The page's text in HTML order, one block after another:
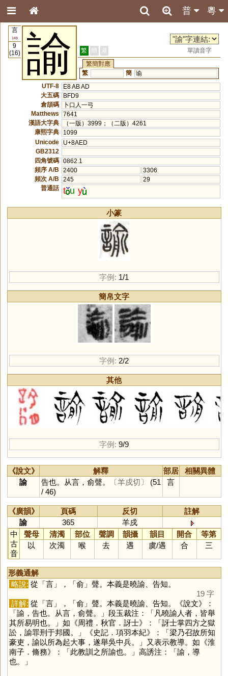
粵
普
言
149
9
(16)
諭 繁 簡 港
單讀音字
繁簡對應
繁
簡 谕
UTF-8
E8 AB AD
大五碼
BFD9
倉頡碼
卜口人一弓
Matthews
7641
漢語大字典
（一版）3999；（二版）4261
康熙字典
1099
Unicode
U+8AED
GB2312
四角號碼 0862.1
頻序 A/B
2400
3306
頻次 A/B
245
29
普通話 t u y
小篆
字例: 1/1
簡帛文字
字例: 2/2
其他
字例: 9/9
《說文》 解釋 部居
相關異體
諭
告也。从言，俞聲。 〔羊戍切〕
(51
/ 46)
言
《廣韻》 頁碼 反切
註解
諭
365
羊戍
中
古
音
聲母 清濁 部位 聲調 韻攝 韻目 開合
等第
以
次濁 喉 去 遇 虞/遇 合 三
形義通解
略說: 從「言」，「俞 」聲。本義是曉諭、告知。
19 字
詳解: 從「言」，「俞 」聲。本義是曉諭、告知。《說文》：
「諭，告也。从言，俞聲。」段玉裁注：「凡曉諭人者，皆舉
其所易明也。」如《周禮．秋官．訝士》：「訝士掌四方之獄
訟，諭罪刑于邦國。」《史記．項羽本紀》：「梁乃召故所知
豪吏，諭以所為起大事，遂舉吳中兵。」又表示教導。如《淮
南子．脩務》：「此教訓之所諭也。」高誘注：「諭，導
也。」